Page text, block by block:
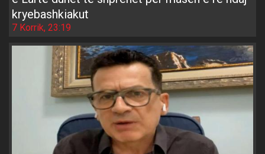
kryebashkiakut
7 Korrik, 23:19